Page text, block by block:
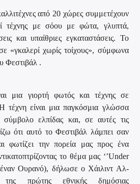
από 20 χώρες συμμετέχουν
τέχνης με σόου με φώτα, γλυπτά,
και υπαίθριες εγκαταστάσεις. Το
«γκαλερί χωρίς τοίχους», σύμφωνα
Φεστιβάλ .
μια γιορτή φωτός και τέχνης σε
τέχνη είναι μια παγκόσμια γλώσσα
ελπίδας και, σε αυτές τις
ότι αυτό το Φεστιβάλ λάμπει σαν
φωτίζει την πορεία μας προς ένα
το θέμα μας ‘’Under
Ουρανό), δήλωσε ο Χάιλιντ Αλ-
της πρώτης εθνικής δημόσιας